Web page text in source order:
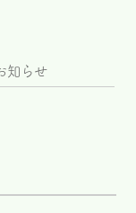
知らせ